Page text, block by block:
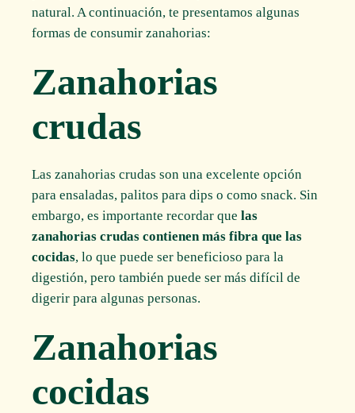
natural. A continuación, te presentamos algunas
formas de consumir zanahorias:
Zanahorias
crudas
Las zanahorias crudas son una excelente opción
para ensaladas, palitos para dips o como snack. Sin
embargo, es importante recordar quelas
zanahorias crudas contienen más fibra que las
cocidas, lo que puede ser beneficioso para la
digestión, pero también puede ser más difícil de
digerir para algunas personas.
Zanahorias
cocidas